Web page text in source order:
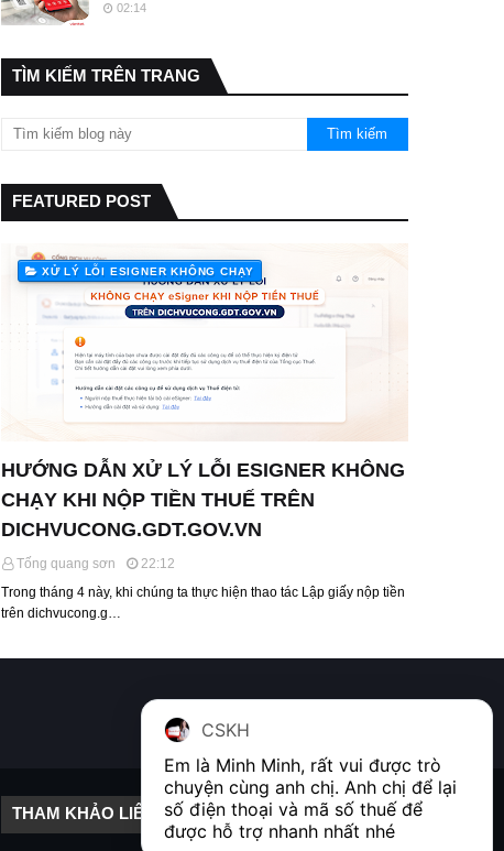
02:14
TÌM KIẾM TRÊN TRANG
FEATURED POST
XỬ LÝ LỖI ESIGNER KHÔNG CHẠY
HƯỚNG DẪN XỬ LÝ LỖI ESIGNER KHÔNG
CHẠY KHI NỘP TIỀN THUẾ TRÊN
DICHVUCONG.GDT.GOV.VN
Tống quang sơn
22:12
Trong tháng 4 này, khi chúng ta thực hiện thao tác Lập giấy nộp tiền
trên dichvucong.g…
THAM KHẢO LIÊN KẾT
CSKH
Em là Minh Minh, rất vui được trò
chuyện cùng anh chị. Anh chị để lại
số điện thoại và mã số thuế để
được hỗ trợ nhanh nhất nhé